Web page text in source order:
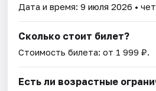
Дата и время:9 июля 2026 •
Сколько стоит билет?
Стоимость билета: от 1 999 ₽.
Есть ли возрастные